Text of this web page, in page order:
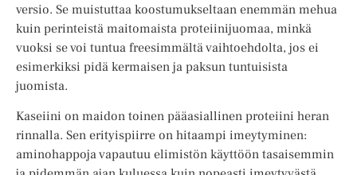
versio. Se muistuttaa koostumukseltaan enemmän mehua
kuin perinteistä maitomaista proteiinijuomaa, minkä
vuoksi se voi tuntua freesimmältä vaihtoehdolta, jos ei
esimerkiksi pidä kermaisen ja paksun tuntuisista
juomista.
Kaseiini on maidon toinen pääasiallinen proteiini heran
rinnalla. Sen erityispiirre on hitaampi imeytyminen:
aminohappoja vapautuu elimistön käyttöön tasaisemmin